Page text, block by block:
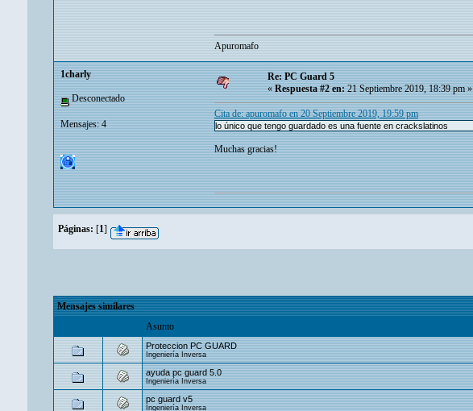
Apuromafo
1charly
Desconectado
Mensajes: 4
Re: PC Guard 5
«Respuesta #2 en:21 Septiembre 2019, 18:39 pm »
Cita de: apuromafo en 20 Septiembre 2019, 19:59 pm
lo único que tengo guardado es una fuente en crackslatinos
Muchas gracias!
Páginas: [1]
Mensajes similares
Asunto
Proteccion PC GUARD
Ingeniería Inversa
ayuda pc guard 5.0
Ingeniería Inversa
pc guard v5
Ingeniería Inversa